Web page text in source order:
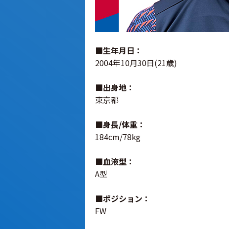
■生年月日：
2004年10月30日(21歳)
■出身地：
東京都
■身長/体重：
184cm/78kg
■血液型：
A型
■ポジション：
FW